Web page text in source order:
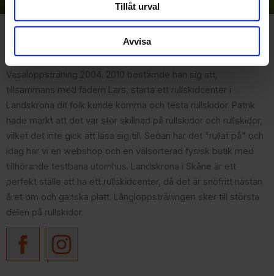
Tillåt urval
Avvisa
Patrik fastnade för rullskidåkning i samband med sin
Vasaloppsträning 2004. 2010 bestämde han sig att,
tillsammans med fadern Lars, starta ett rullskidcenter i
Landskrona dit folk kunde komma och testa rullskidor. Patrik
hade märkt att det var stor skillnad på rullskidor och rullskidor,
vilket det inte gick att läsa sig till. Sedan har det "rullat på" och
idag har vi en webshop och en välsorterad fysisk butik med
tillhörande testbana utomhus. Landskrona i Skåne är ett
perfekt ställe att ha ett rullskidcenter, då det är snöfritt nästan
året om och ganska platt. Långloppsträningen sker till största
delen på rullskidor.